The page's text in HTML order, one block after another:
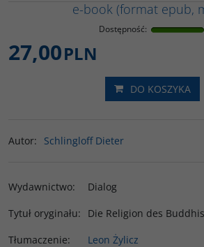
e-book (format epub,
Dostępność:
27,00PLN
DO KOSZYKA
Autor: Schlingloff Dieter
Wydawnictwo:
Dialog
Tytuł oryginału:
Die Religion des
Tłumaczenie:
Leon Żylicz